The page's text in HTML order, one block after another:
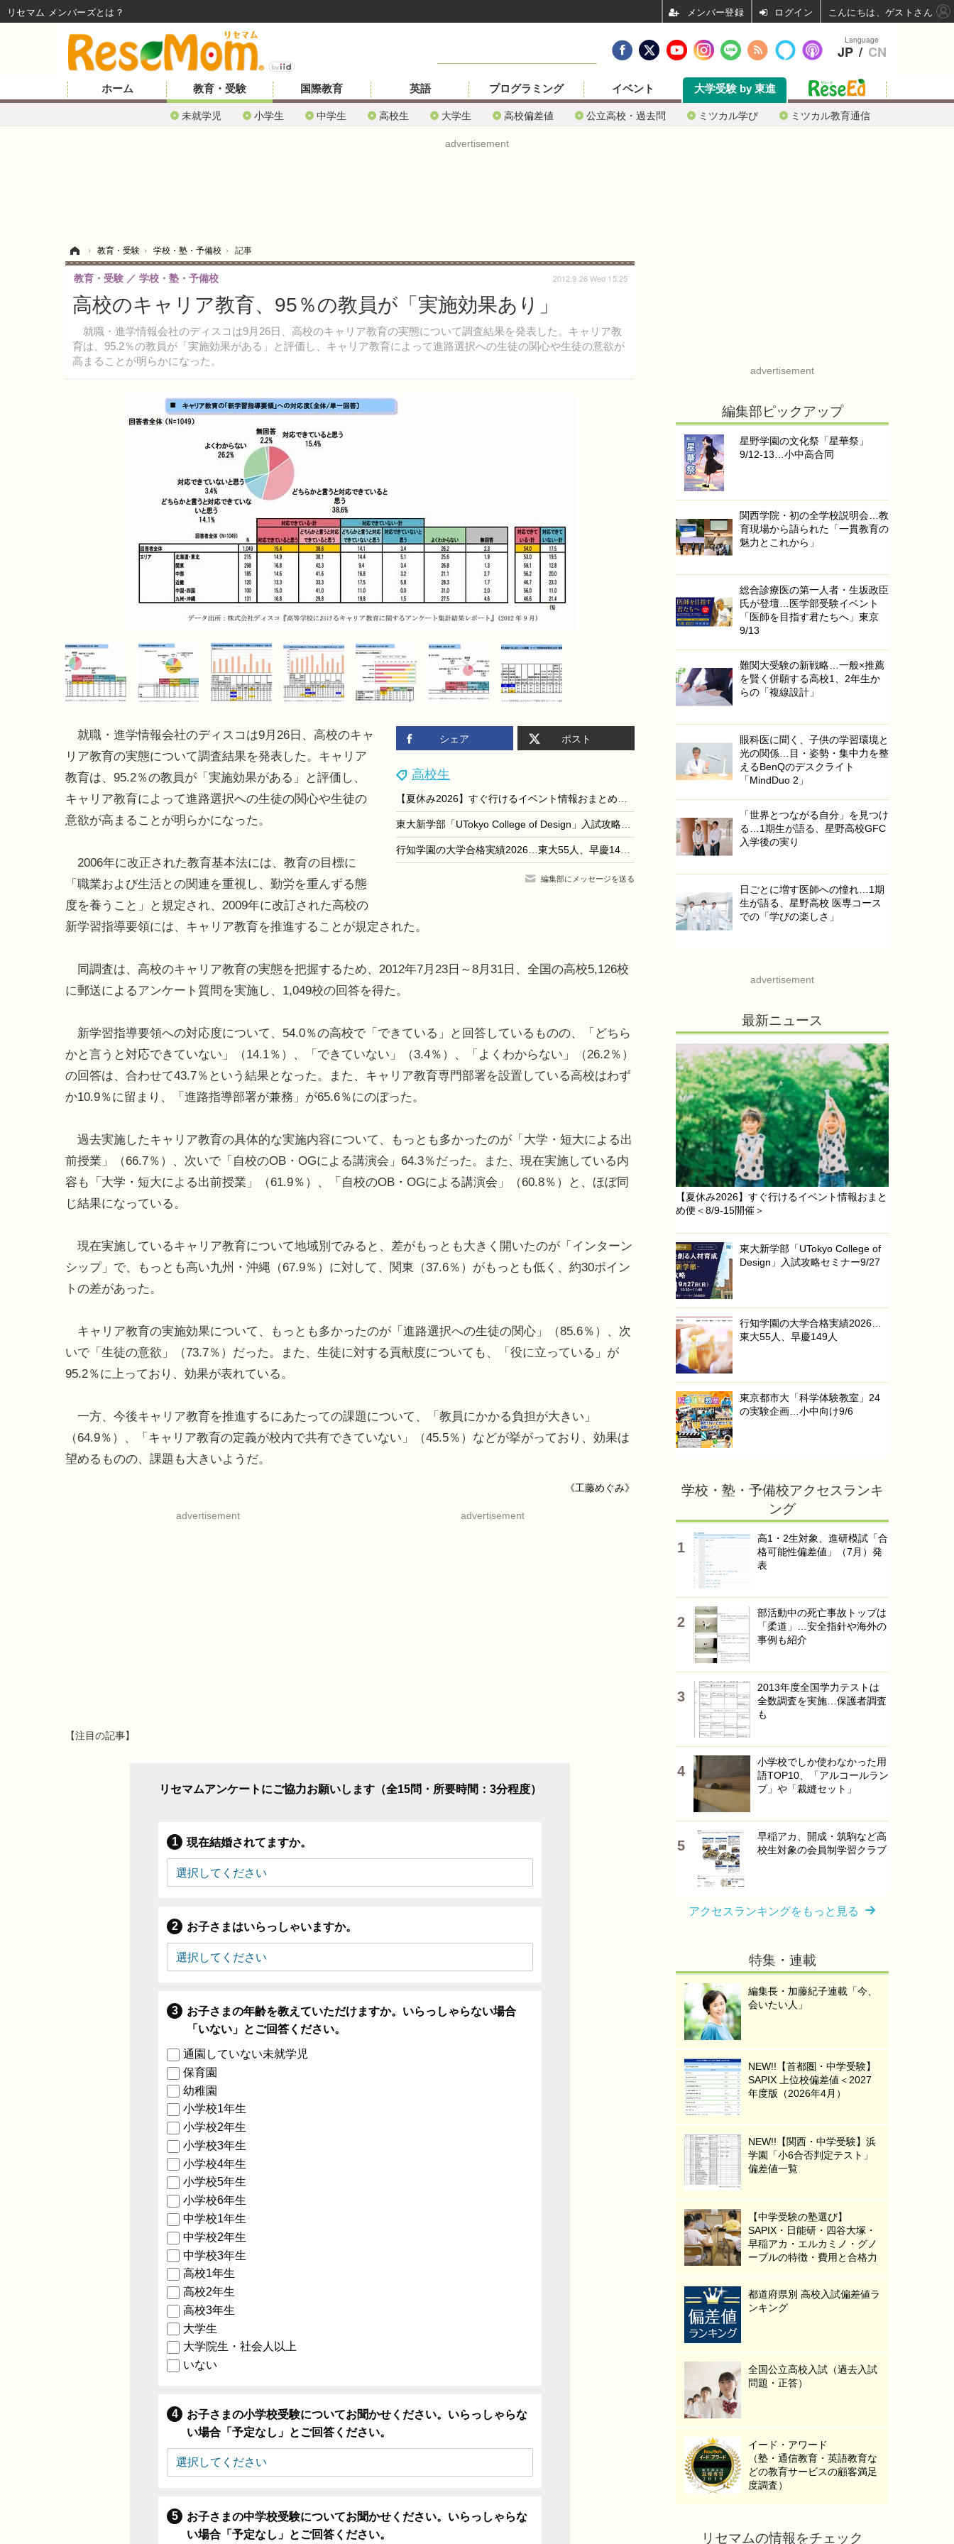
ホーム 教育・受験
未就学児 小学生 中学生 高校生 大学生 高校偏差値 公立高校・過去問 ミツカル学び ミツカル教育通信
国際教育 英語 プログラミング イベント 大学受験 by 東進
advertisement
› 教育・受験 › 学校・塾・予備校 › 記事
高校のキャリア教育、95％の教員が「実施効果あり」
就職・進学情報会社のディスコは9月26日、高校のキャリア教育の実態について調査結果を発表した。キャリア教
育は、95.2％の教員が「実施効果がある」と評価し、キャリア教育によって進路選択への生徒の関心や生徒の意欲が
高まることが明らかになった。
教育・受験 学校・塾・予備校 2012.9.26 Wed 15:25
シェア ポスト
高校生
【夏休み2026】すぐ行けるイベント情報おまとめ便＜8/9-15開催＞
東大新学部「UTokyo College of Design」入試攻略セミナー9/27
行知学園の大学合格実績2026…東大55人、早慶149人
編集部にメッセージを送る
就職・進学情報会社のディスコは9月26日、高校のキャ
リア教育の実態について調査結果を発表した。キャリア
教育は、95.2％の教員が「実施効果がある」と評価し、
キャリア教育によって進路選択への生徒の関心や生徒の
意欲が高まることが明らかになった。
2006年に改正された教育基本法には、教育の目標に
「職業および生活との関連を重視し、勤労を重んずる態
度を養うこと」と規定され、2009年に改訂された高校の
新学習指導要領には、キャリア教育を推進することが規定された。
同調査は、高校のキャリア教育の実態を把握するため、2012年7月23日～8月31日、全国の高校5,126校
に郵送によるアンケート質問を実施し、1,049校の回答を得た。
新学習指導要領への対応度について、54.0％の高校で「できている」と回答しているものの、「どちら
かと言うと対応できていない」（14.1％）、「できていない」（3.4％）、「よくわからない」（26.2％）
の回答は、合わせて43.7％という結果となった。また、キャリア教育専門部署を設置している高校はわず
か10.9％に留まり、「進路指導部署が兼務」が65.6％にのぼった。
過去実施したキャリア教育の具体的な実施内容について、もっとも多かったのが「大学・短大による出
前授業」（66.7％）、次いで「自校のOB・OGによる講演会」64.3％だった。また、現在実施している内
容も「大学・短大による出前授業」（61.9％）、「自校のOB・OGによる講演会」（60.8％）と、ほぼ同
じ結果になっている。
現在実施しているキャリア教育について地域別でみると、差がもっとも大きく開いたのが「インターン
シップ」で、もっとも高い九州・沖縄（67.9％）に対して、関東（37.6％）がもっとも低く、約30ポイン
トの差があった。
キャリア教育の実施効果について、もっとも多かったのが「進路選択への生徒の関心」（85.6％）、次
いで「生徒の意欲」（73.7％）だった。また、生徒に対する貢献度についても、「役に立っている」が
95.2％に上っており、効果が表れている。
一方、今後キャリア教育を推進するにあたっての課題について、「教員にかかる負担が大きい」
（64.9％）、「キャリア教育の定義が校内で共有できていない」（45.5％）などが挙がっており、効果は
望めるものの、課題も大きいようだ。
《工藤めぐみ》
advertisement advertisement
【注目の記事】
リセマムアンケートにご協力お願いします（全15問・所要時間：3分程度）
現在結婚されてますか。
お子さまはいらっしゃいますか。
お子さまの年齢を教えていただけますか。いらっしゃらない場合
「いない」とご回答ください。
通園していない未就学児
保育園
幼稚園
小学校1年生
小学校2年生
小学校3年生
小学校4年生
小学校5年生
小学校6年生
中学校1年生
中学校2年生
中学校3年生
高校1年生
高校2年生
高校3年生
大学生
大学院生・社会人以上
いない
お子さまの小学校受験についてお聞かせください。いらっしゃらな
い場合「予定なし」とご回答ください。
お子さまの中学校受験についてお聞かせください。いらっしゃらな
い場合「予定なし」とご回答ください。
advertisement
編集部ピックアップ
星野学園の文化祭「星華祭」
9/12-13…小中高合同
関西学院・初の全学校説明会…教
育現場から語られた「一貫教育の
魅力とこれから」
総合診療医の第一人者・生坂政臣
氏が登壇…医学部受験イベント
「医師を目指す君たちへ」東京
9/13
難関大受験の新戦略…一般×推薦
を賢く併願する高校1、2年生か
らの「複線設計」
眼科医に聞く、子供の学習環境と
光の関係…目・姿勢・集中力を整
えるBenQのデスクライト
「MindDuo 2」
「世界とつながる自分」を見つけ
る…1期生が語る、星野高校GFC
入学後の実り
日ごとに増す医師への憧れ…1期
生が語る、星野高校 医専コース
での「学びの楽しさ」
advertisement
最新ニュース
【夏休み2026】すぐ行けるイベント情報おまと
め便＜8/9-15開催＞
東大新学部「UTokyo College of
Design」入試攻略セミナー9/27
行知学園の大学合格実績2026…
東大55人、早慶149人
東京都市大「科学体験教室」24
の実験企画…小中向け9/6
学校・塾・予備校アクセスランキ
ング
高1・2生対象、進研模試「合
格可能性偏差値」（7月）発
表
部活動中の死亡事故トップは
「柔道」…安全指針や海外の
事例も紹介
2013年度全国学力テストは
全数調査を実施…保護者調査
も
小学校でしか使わなかった用
語TOP10、「アルコールラン
プ」や「裁縫セット」
早稲アカ、開成・筑駒など高
校生対象の会員制学習クラブ
アクセスランキングをもっと見る
特集・連載
編集長・加藤紀子連載「今、
会いたい人」
NEW!!【首都圏・中学受験】
SAPIX 上位校偏差値＜2027
年度版（2026年4月）
NEW!!【関西・中学受験】浜
学園「小6合否判定テスト」
偏差値一覧
【中学受験の塾選び】
SAPIX・日能研・四谷大塚・
早稲アカ・エルカミノ・グノ
ーブルの特徴・費用と合格力
都道府県別 高校入試偏差値ラ
ンキング
全国公立高校入試（過去入試
問題・正答）
イード・アワード
（塾・通信教育・英語教育な
どの教育サービスの顧客満足
度調査）
リセマムの情報をチェック
Language
JP / CN
リセマム メンバーズ ログイン こんにちは、ゲストさん